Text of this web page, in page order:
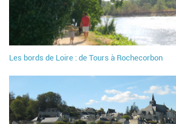
Les bords de Loire : de Tours à Rochecorbon